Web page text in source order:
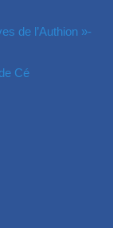
de l’Authion »-
Cé